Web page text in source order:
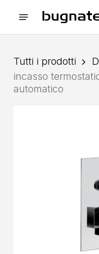
Menu
Tutti i prodotti
incasso
automatico